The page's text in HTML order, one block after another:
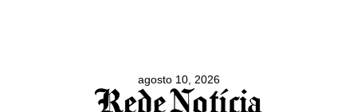
agosto 10, 2026